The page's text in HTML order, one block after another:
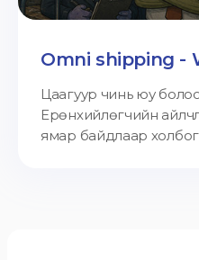
Omni shipping -
Цаагуур чинь юу
Ерөнхийлөгчийн
ямар байдлаар